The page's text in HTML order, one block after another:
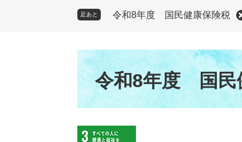
足あと 令和8年度 国民健康保険税
文
令和8年度 国民